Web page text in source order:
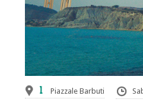
1 Piazzale Barbuti